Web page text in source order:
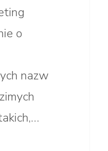
o
nazw